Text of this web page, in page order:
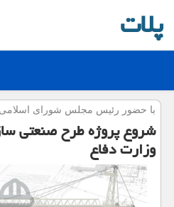
پلات
با حضور رئیس مجلس شورای اسلامی
شروع پروژه طرح صنعتی
وزارت دفاع